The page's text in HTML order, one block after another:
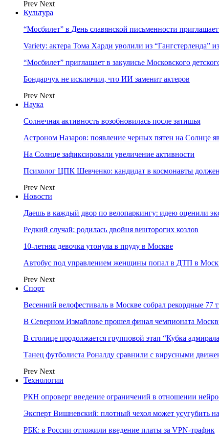
Prev Next
Культура
“Мосбилет” в День славянской письменности
Variety: актера Тома Харди уволили из “Гангстерленда”
“Мосбилет” приглашает в закулисье Московского
Бондарчук не исключил, что ИИ заменит актеров
Prev Next
Наука
Солнечная активность возобновилась после затишья
Астроном Назаров: появление черных пятен на Солнце
На Солнце зафиксировали увеличение активности
Психолог ЦПК Шевченко: кандидат в космонавты
Prev Next
Новости
Даешь в каждый двор по велопаркингу: идею оценили
Редкий случай: родилась двойня винторогих козлов
10-летняя девочка утонула в пруду в Москве
Автобус под управлением женщины попал в ДТП в
Prev Next
Спорт
Весенний велофестиваль в Москве собрал рекордные 77
В Северном Измайлове прошел финал чемпионата
В столице продолжается групповой этап “Кубка
Танец футболиста Роналду сравнили с вирусными
Prev Next
Технологии
РКН опроверг введение ограничений в отношении
Эксперт Вишневский: плотный чехол может усугубить
РБК: в России отложили введение платы за VPN-трафик